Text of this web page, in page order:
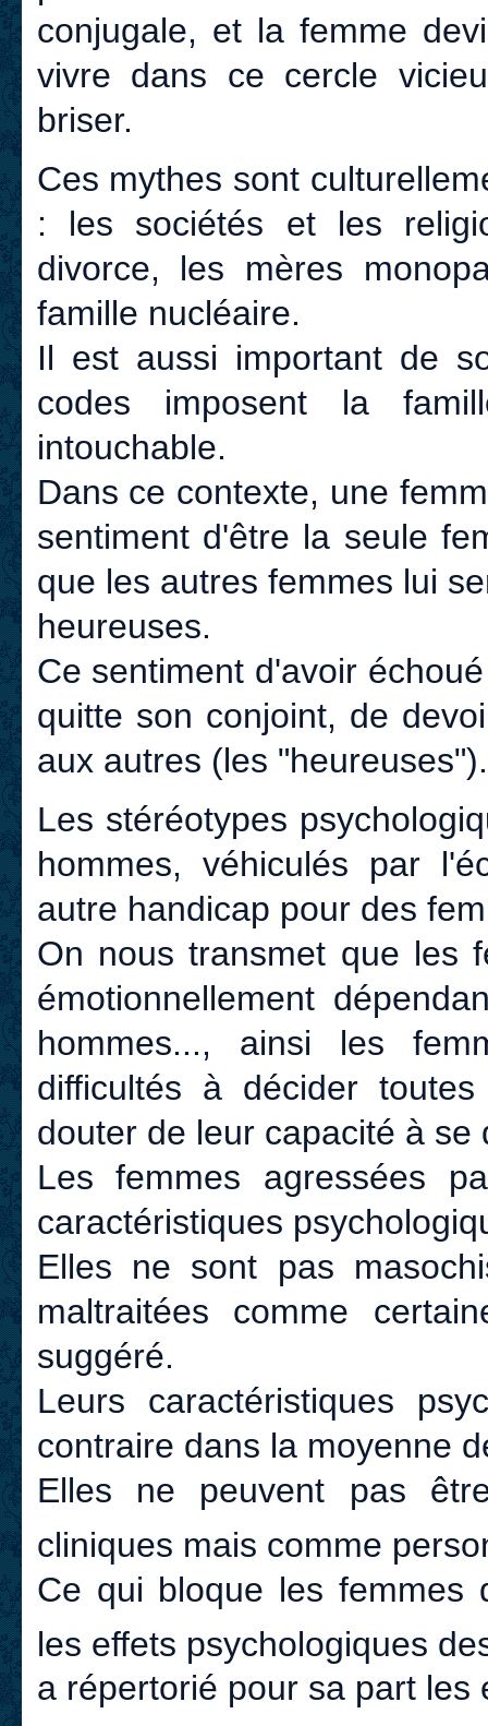
conjugale, et la femme
vivre dans ce cercle
briser.
Ces mythes sont
: les sociétés et les
divorce, les mères
famille nucléaire.
Il est aussi important de
codes imposent la
intouchable.
Dans ce contexte, une
sentiment d'être la seule
que les autres femmes lui
heureuses.
Ce sentiment d'avoir
quitte son conjoint, de
aux autres (les "heureuses").
Les stéréotypes
hommes, véhiculés par
autre handicap pour des
On nous transmet que les
émotionnellement
hommes..., ainsi les
difficultés à décider
douter de leur capacité à
Les femmes agressées
caractéristiques
Elles ne sont pas
maltraitées comme
suggéré.
Leurs caractéristiques
contraire dans la moyenne
Elles ne peuvent pas
cliniques mais comme
Ce qui bloque les femmes
les effets psychologiques
a répertorié pour sa part les